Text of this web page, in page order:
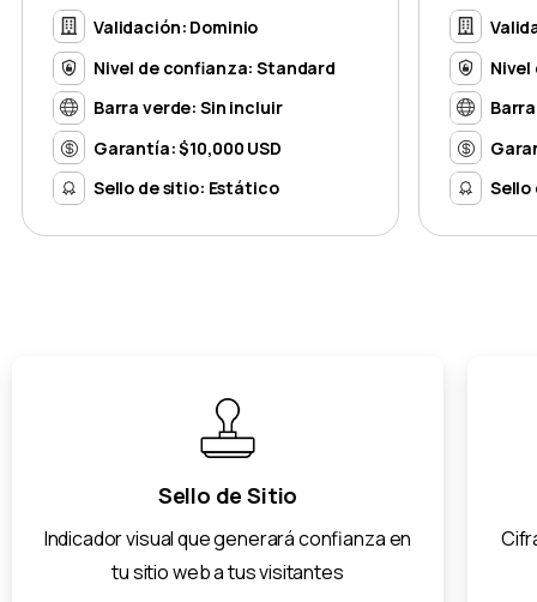
Validación: Dominio
Nivel de confianza: Standard
Barra verde: Sin incluir
Garantía: $10,000 USD
Sello de sitio: Estático
Sello
Sello de Sitio
Indicador visual que generará confianza en
tu sitio web a tus visitantes